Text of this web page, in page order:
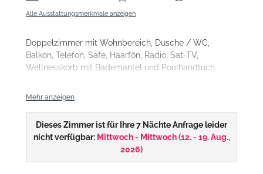
Alle Ausstattungsmerkmale anzeigen
Doppelzimmer mit Wohnbereich, Dusche / WC,
Balkon, Telefon, Safe, Haarfön, Radio, Sat-TV,
Wellnesskorb mit Bademantel und Poolhandtuch.
unterschiedlichen Einrichtungsstilen
Mottozimmer.
Mehr anzeigen
Dieses Zimmer ist für Ihre 7 Nächte Anfrage leider
nicht verfügbar: Mittwoch - Mittwoch(12. - 19. Aug.,
2026)